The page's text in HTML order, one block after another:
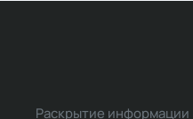
Раскрытие информации